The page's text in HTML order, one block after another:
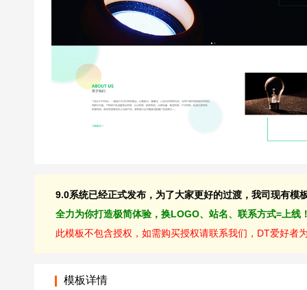
9.0系统已经正式发布，为了大家更好的过渡，我司现有模
全力为你打造极简体验，换LOGO、站名、联系方式=上线
此模板不包含授权，如需购买授权请联系我们，DT爱好者
模板详情